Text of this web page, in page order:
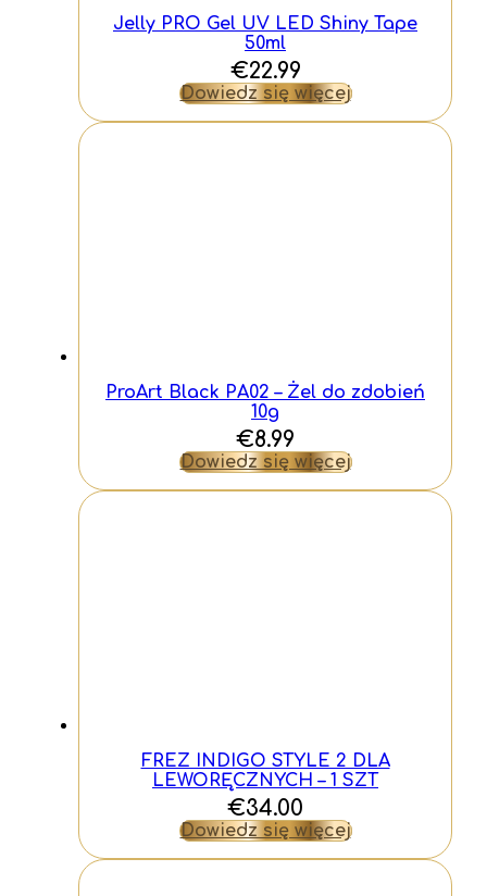
Jelly PRO Gel UV LED Shiny Tape
50ml
€22.99
Dowiedz się więcej
ProArt Black PA02 – Żel do zdobień
10g
€8.99
Dowiedz się więcej
FREZ INDIGO STYLE 2 DLA
LEWORĘCZNYCH – 1 SZT
€34.00
Dowiedz się więcej